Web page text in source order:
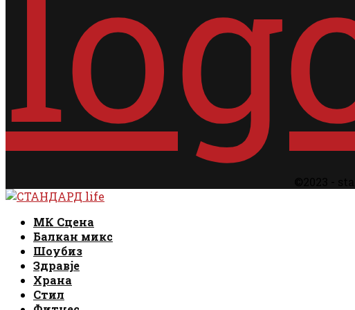
Facebook
Instagram
Email
Rss
МК Сцена
Балкан микс
Шоубиз
Здравје
Храна
Стил